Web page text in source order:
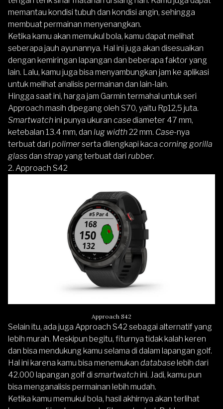
memantau kondisi tubuh dan kondisi angin, sehingga
membuat permainan menyenangkan.
Ketika kamu akan memukul bola, kamu dapat melihat
seberapa jauh ayunannya. Hal ini juga akan disesuaikan
dengan kemiringan lapangan dan beberapa faktor yang
lain. Lalu, kamu juga bisa menyambungkan jam ke aplikasi
untuk melihat analisis permainan dan lain-lain.
Hingga saat ini, harga jam Garmin termahal untuk seri
Approach masih dipegang oleh S70, yaitu Rp12,5 juta.
Smartwatchini punya ukuran casediameter 47 mm,
ketebalan 13.4 mm, dan lug width22 mm. Case-nya
terbuat dari polimerserta dilengkapi kaca corning gorilla
glassdan strap yang terbuat dari rubber.
2. Approach S42
Approach S42
Selain itu, ada juga Approach S42 sebagai alternatif yang
lebih murah. Meskipun begitu, fiturnya tidak kalah keren
dan bisa mendukung kamu selama di dalam lapangan golf.
Hal ini karena kamu bisa menemukan databaselebih dari
42.000 lapangan golf di smartwatchini. Jadi, kamu pun
bisa menganalisis permainan lebih mudah.
Ketika kamu memukul bola, hasil akhirnya akan terlihat